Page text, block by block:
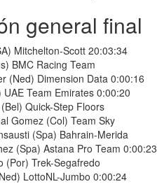
general final
Mitchelton-Scott 20:03:34
BMC Racing Team
(Ned) Dimension Data 0:00:16
UAE Team Emirates 0:00:20
Quick-Step Floors
Gomez (Col) Team Sky
(Spa) Bahrain-Merida
(Spa) Astana Pro Team 0:00:23
(Por) Trek-Segafredo
LottoNL-Jumbo 0:00:24